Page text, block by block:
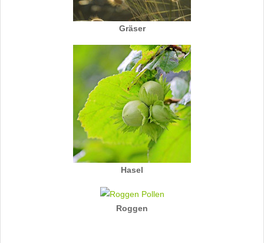
Gräser
Hasel
Roggen